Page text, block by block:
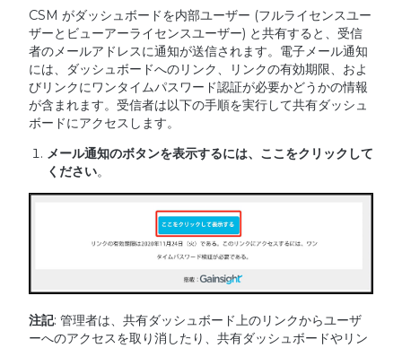
CSM がダッシュボードを内部ユーザー (フルライセンスユー
ザーとビューアーライセンスユーザー) と共有すると、受信
者のメールアドレスに通知が送信されます。電子メール通知
には、ダッシュボードへのリンク、リンクの有効期限、およ
びリンクにワンタイムパスワード認証が必要かどうかの情報
が含まれます。受信者は以下の手順を実行して共有ダッシュ
ボードにアクセスします。
メール通知のボタンを表示するには、ここをクリックして
ください。
注記: 管理者は、共有ダッシュボード上のリンクからユーザ
ーへのアクセスを取り消したり、共有ダッシュボードやリン